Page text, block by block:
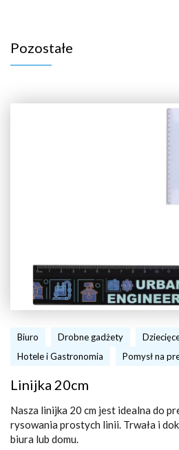
Pozostałe
Biuro Drobne gadżety
Hotele i Gastronomia
Pomysł na
Linijka 20cm
Nasza linijka 20 cm jest idealna do
rysowania prostych linii. Trwała i
biura lub domu.